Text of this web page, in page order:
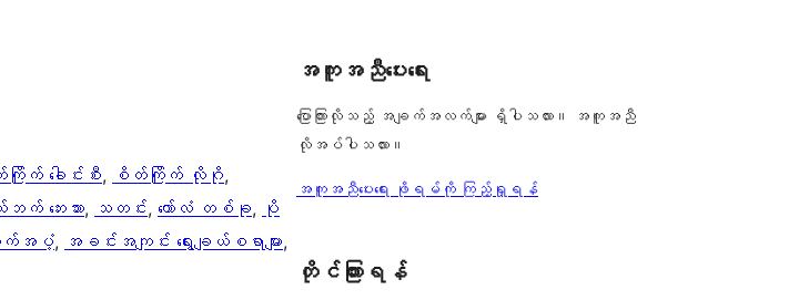
ြိုက် ခေါင်းစီး, စိတ်ကြိုက် လိုဂို
က် ဘေးဘား, သတင်း, ကော်လံ တစ်ခု, ပို
ာက်အပံ့, အခင်းအကျင်း ရွေးချယ်စရာများ
အကူအညီပေးရေး
ပြောကြားလိုသည့် အချက်အလက်များ ရှိပါသလား။ အကူအညီ
လိုအပ်ပါသလား။
အကူအညီပေးရေး ဖိုရမ်ကို ကြည့်ရှုရန်
တိုင်ကြားရန်